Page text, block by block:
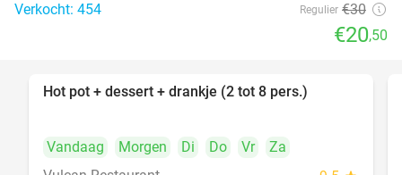
Verkocht: 454 Regulier €30
€20,50
Hot pot + dessert + drankje (2 tot 8 pers.)
Vandaag Morgen Di Do Vr
Za